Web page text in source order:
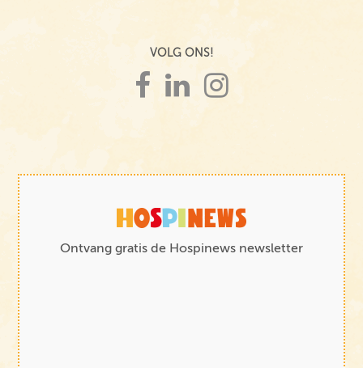
VOLG ONS!
Ontvang gratis de Hospinews newsletter